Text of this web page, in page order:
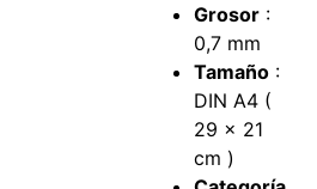
Grosor :
0,7 mm
Tamaño :
DIN A4 (
29 x 21
cm )